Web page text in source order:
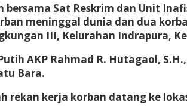
Sat Reskrim dan Unit
meninggal dunia dan dua
III, Kelurahan Indrapura,
AKP Rahmad R. Hutagaol,
Bara.
rekan kerja korban datang ke